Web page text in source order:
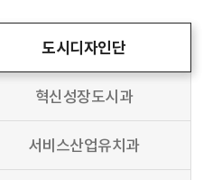
도시디자인단
혁신성장도시과
서비스산업유치과